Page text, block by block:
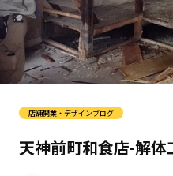
店舗開業・デザインブログ
天神前町和食店-解